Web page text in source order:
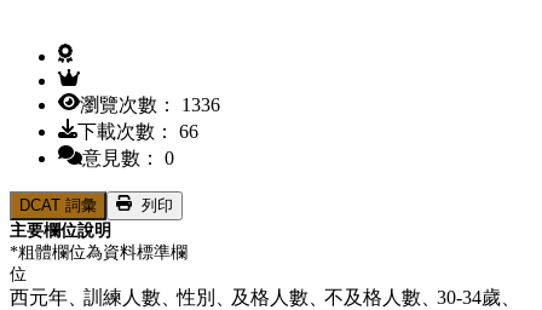
瀏覽次數： 1336
下載次數： 66
意見數： 0
DCAT 詞彙
列印
主要欄位說明
*粗體欄位為資料標準欄
位
西元年、訓練人數、性別、及格人數、不及格人數、30-34歲、